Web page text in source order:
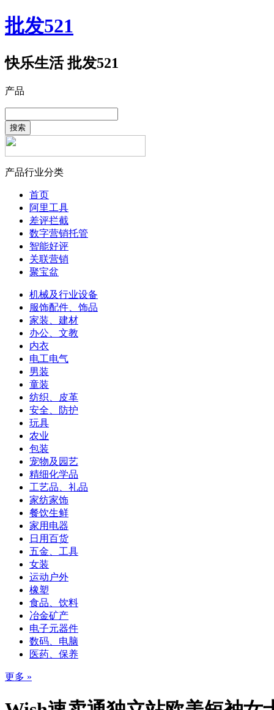
批发521
快乐生活 批发521
产品
搜索
产品行业分类
首页
阿里工具
差评拦截
数字营销托管
智能好评
关联营销
聚宝盆
机械及行业设备
服饰配件、饰品
家装、建材
办公、文教
内衣
电工电气
男装
童装
纺织、皮革
安全、防护
玩具
农业
包装
宠物及园艺
精细化学品
工艺品、礼品
家纺家饰
餐饮生鲜
家用电器
日用百货
五金、工具
女装
运动户外
橡塑
食品、饮料
冶金矿产
电子元器件
数码、电脑
医药、保养
更多 »